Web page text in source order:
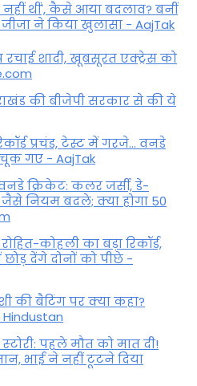
नहीं थीं', कैसे आया बदलाव? बनीं
ने किया खुलासा - AajTak
शादी, खूबसूरत एक्ट्रेस को
की बीजेपी सरकार से की ये
प्रचंड, टेस्ट में गरजे... वनडे
गए - AajTak
क्रिकेट: कलर जर्सी, डे-
नियम बदले; क्या होगा 50
कोहली का बड़ा रिकॉर्ड,
देंगे दोनों को पीछे -
की बैटिंग पर क्या कहा?
पहले मौत को मात दी!
भाई ने नहीं टूटने दिया